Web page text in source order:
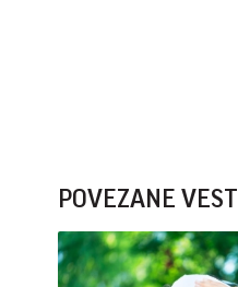
POVEZANE VESTI